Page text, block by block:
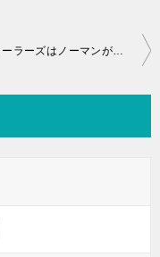
スティーラーズはノーマンがガスマスクを被り続ける映画